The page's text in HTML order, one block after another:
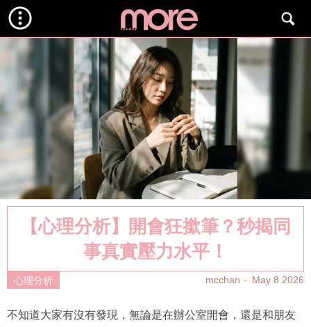
【心理分析】開會狂撳筆？秒揭同
事真實壓力水平！
心理分析 mcchan May 8 2026
不知道大家有沒有發現，無論是在辦公室開會，還是和朋友